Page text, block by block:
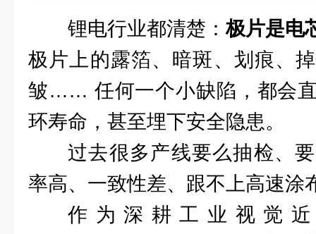
锂电行业都清楚：极片是电
极片上的露箔、暗斑、划痕、
皱…… 任何一个小缺陷，都会
环寿命，甚至埋下安全隐患。
过去很多产线要么抽检、
率高、一致性差、跟不上高速涂
作为深耕工业视觉